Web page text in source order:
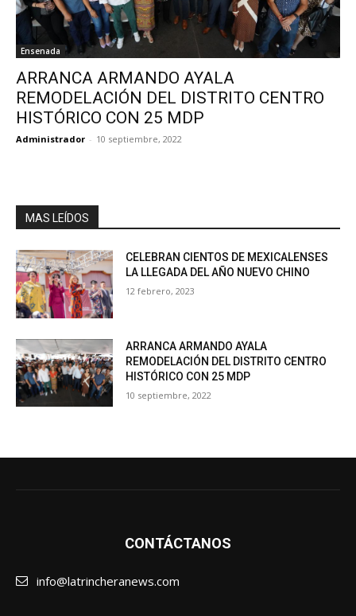
Ensenada
ARRANCA ARMANDO AYALA
REMODELACIÓN DEL DISTRITO CENTRO
HISTÓRICO CON 25 MDP
Administrador - 10 septiembre, 2022
MAS LEÍDOS
CELEBRAN CIENTOS DE MEXICALENSES
LA LLEGADA DEL AÑO NUEVO CHINO
12 febrero, 2023
ARRANCA ARMANDO AYALA
REMODELACIÓN DEL DISTRITO CENTRO
HISTÓRICO CON 25 MDP
10 septiembre, 2022
CONTÁCTANOS
info@latrincheranews.com